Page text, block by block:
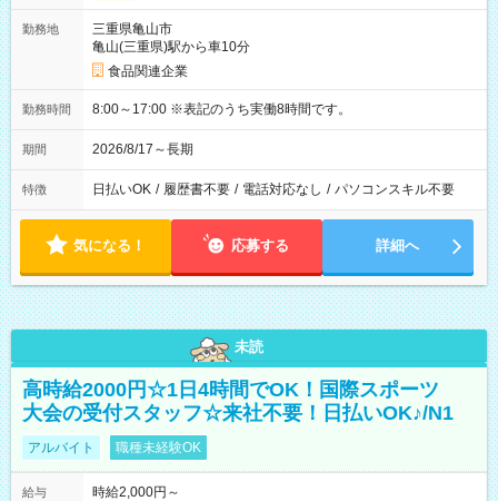
勤務地
三重県亀山市
亀山(三重県)駅から車10分
食品関連企業
勤務時間 8:00～17:00 ※表記のうち実働8時間です。
期間 2026/8/17～長期
特徴 日払いOK / 履歴書不要 / 電話対応なし / パソコンスキル不要
気になる！ 応募する 詳細へ
未読
高時給2000円☆1日4時間でOK！国際スポーツ
大会の受付スタッフ☆来社不要！日払いOK♪/N1
アルバイト 職種未経験OK
給与
時給2,000円～